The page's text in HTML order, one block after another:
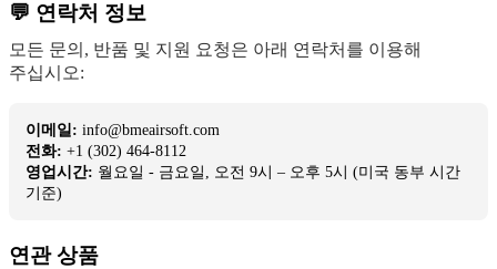
💬 연락처 정보
모든 문의, 반품 및 지원 요청은 아래 연락처를 이용해
주십시오:
이메일: info@bmeairsoft.com
전화: +1 (302) 464-8112
영업시간: 월요일 - 금요일, 오전 9시 – 오후 5시 (미국 동부 시간
기준)
연관 상품